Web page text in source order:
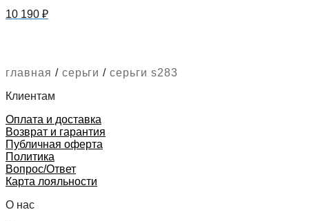
10 190 ₽
главная / серьги /серьги s283
Клиентам
Оплата и доставка
Возврат и гарантия
Публичная оферта
Политика
Вопрос/Ответ
Карта лояльности
О нас